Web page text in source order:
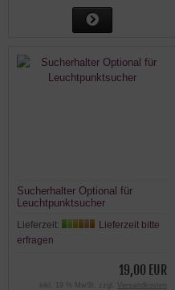
Sucherhalter Optional für
Leuchtpunktsucher
Lieferzeit:
Lieferzeit bitte
erfragen
19,00 EUR
inkl. 19 % MwSt. zzgl. Versandkosten